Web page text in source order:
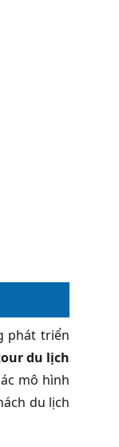
phát triển
du lịch
mô hình
du lịch